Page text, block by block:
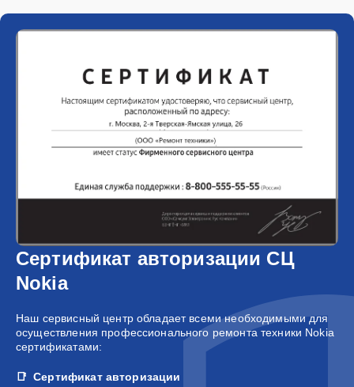
Сертификат авторизации СЦ
Nokia
Наш сервисный центр обладает всеми необходимыми для
осуществления профессионального ремонта техники Nokia
сертификатами:
Сертификат авторизации